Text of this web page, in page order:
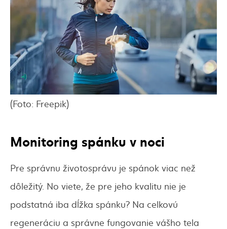
(Foto: Freepik)
Monitoring spánku v noci
Pre správnu životosprávu je spánok viac než
dôležitý. No viete, že pre jeho kvalitu nie je
podstatná iba dĺžka spánku? Na celkovú
regeneráciu a správne fungovanie vášho tela